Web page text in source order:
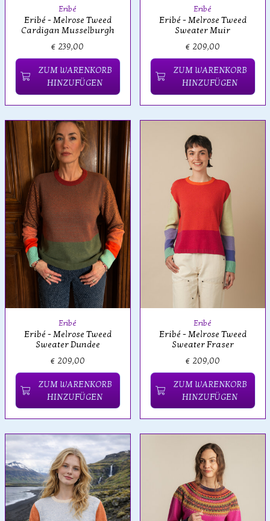
Eribé
Eribé - Melrose Tweed
Cardigan Musselburgh
€ 239,00
ZUM WARENKORB
HINZUFÜGEN
Eribé
Eribé - Melrose Tweed
Sweater Muir
€ 209,00
ZUM WARENKORB
HINZUFÜGEN
Eribé
Eribé - Melrose Tweed
Sweater Dundee
€ 209,00
ZUM WARENKORB
HINZUFÜGEN
Eribé
Eribé - Melrose Tweed
Sweater Fraser
€ 209,00
ZUM WARENKORB
HINZUFÜGEN